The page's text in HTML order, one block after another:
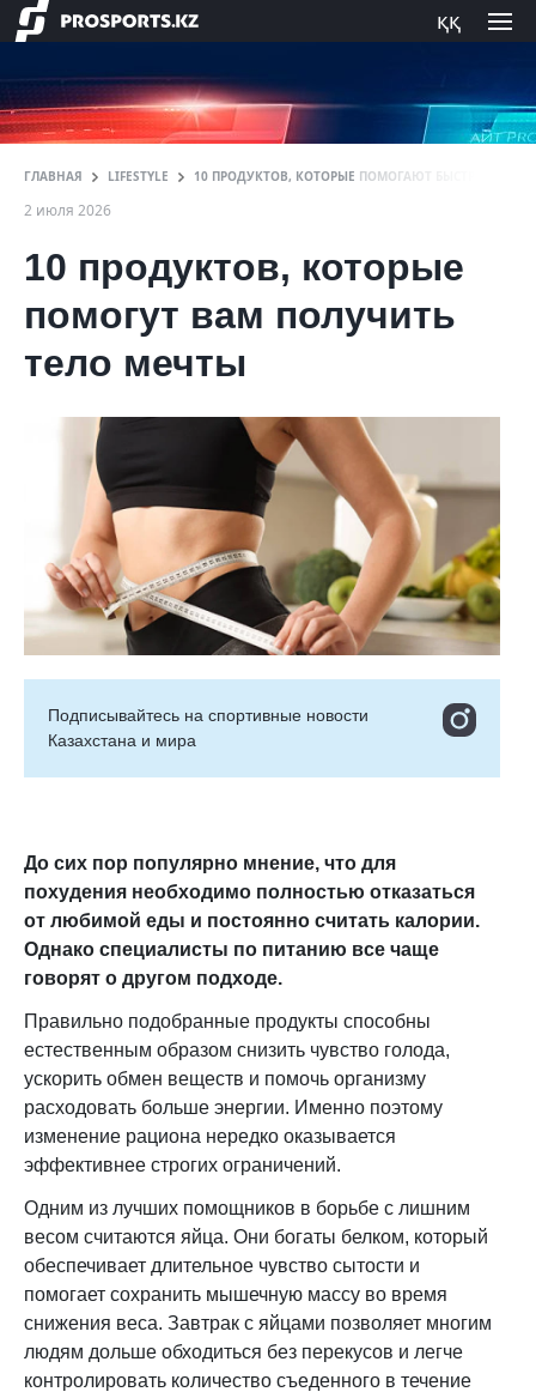
ққ
ГЛАВНАЯ LIFESTYLE 10 ПРОДУКТОВ, КОТОРЫЕ ПОМОГАЮТ БЫСТРО
2 июля 2026
10 продуктов, которые
помогут вам получить
тело мечты
Подписывайтесь на cпортивные новости
Казахстана и мира
До сих пор популярно мнение, что для
похудения необходимо полностью отказаться
от любимой еды и постоянно считать калории.
Однако специалисты по питанию все чаще
говорят о другом подходе.
Правильно подобранные продукты способны
естественным образом снизить чувство голода,
ускорить обмен веществ и помочь организму
расходовать больше энергии. Именно поэтому
изменение рациона нередко оказывается
эффективнее строгих ограничений.
Одним из лучших помощников в борьбе с лишним
весом считаются яйца. Они богаты белком, который
обеспечивает длительное чувство сытости и
помогает сохранить мышечную массу во время
снижения веса. Завтрак с яйцами позволяет многим
людям дольше обходиться без перекусов и легче
контролировать количество съеденного в течение